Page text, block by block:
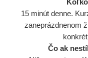
15 minút denne.
zaneprázdnenom
Čo ak